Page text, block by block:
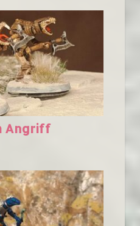
Angriff